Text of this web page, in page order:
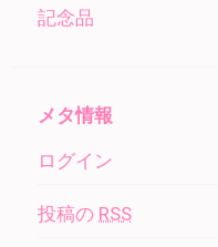
記念品
メタ情報
ログイン
投稿の RSS